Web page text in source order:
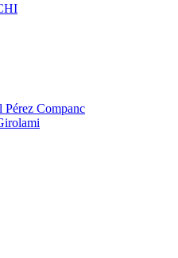
Pérez Companc